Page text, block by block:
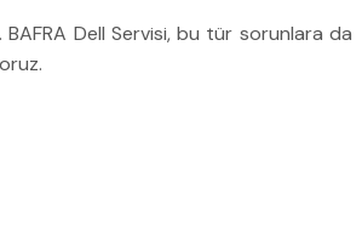
Dell Servisi, bu tür sorunlara da